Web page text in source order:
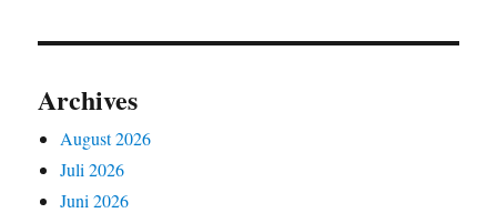
Archives
August 2026
Juli 2026
Juni 2026